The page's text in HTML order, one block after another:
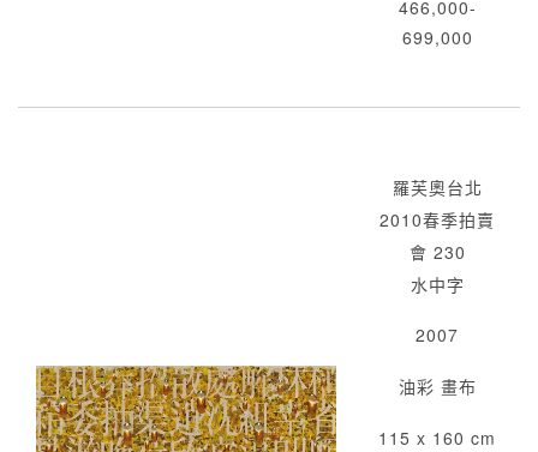
466,000-
699,000
羅芙奧台北
2010春季拍賣
會 230
水中字
2007
油彩 畫布
115 x 160 cm